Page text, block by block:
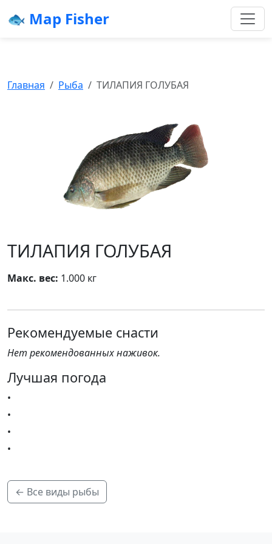
🐟 Map Fisher
Главная Рыба ТИЛАПИЯ ГОЛУБАЯ
ТИЛАПИЯ ГОЛУБАЯ
Макс. вес: 1.000 кг
Рекомендуемые снасти
Нет рекомендованных наживок.
Лучшая погода
•
•
•
•
← Все виды рыбы